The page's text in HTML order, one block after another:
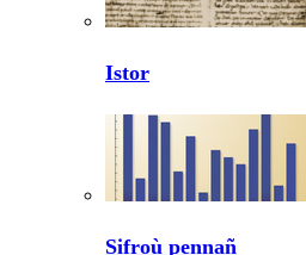
Istor
Sifroù pennañ